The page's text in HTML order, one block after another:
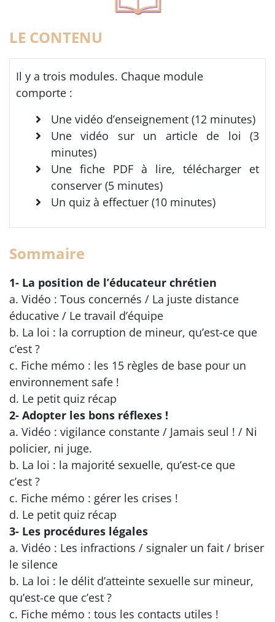
LE CONTENU
Il y a trois modules. Chaque module
comporte :
Une vidéo d’enseignement (12 minutes)
Une vidéo sur un article de loi (3
minutes)
Une fiche PDF à lire, télécharger et
conserver (5 minutes)
Un quiz à effectuer (10 minutes)
Sommaire
1- La position de l’éducateur chrétien
a. Vidéo : Tous concernés / La juste distance
éducative / Le travail d’équipe
b. La loi : la corruption de mineur, qu’est-ce que
c’est ?
c. Fiche mémo : les 15 règles de base pour un
environnement safe !
d. Le petit quiz récap
2- Adopter les bons réflexes !
a. Vidéo : vigilance constante / Jamais seul ! / Ni
policier, ni juge.
b. La loi : la majorité sexuelle, qu’est-ce que
c’est ?
c. Fiche mémo : gérer les crises !
d. Le petit quiz récap
3- Les procédures légales
a. Vidéo : Les infractions / signaler un fait / briser
le silence
b. La loi : le délit d’atteinte sexuelle sur mineur,
qu’est-ce que c’est ?
c. Fiche mémo : tous les contacts utiles !